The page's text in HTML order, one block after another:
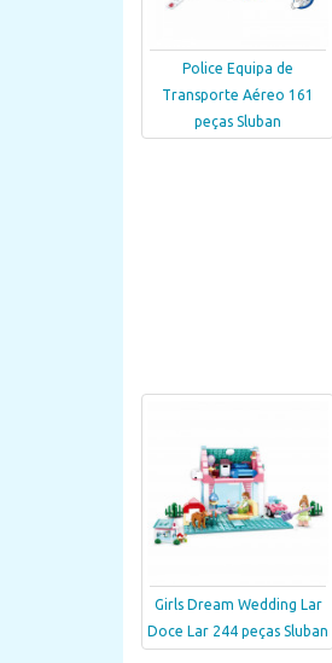
Police Equipa de
Transporte Aéreo 161
peças Sluban
Girls Dream Wedding Lar
Doce Lar 244 peças Sluban